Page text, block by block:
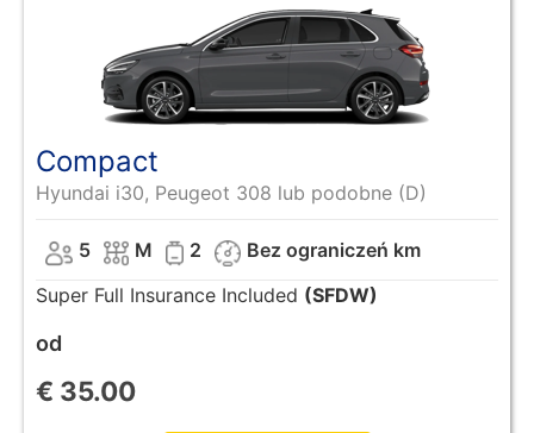
Compact
Hyundai i30, Peugeot 308 lub podobne (D)
5 M 2
Bez ograniczeń km
Super Full Insurance Included (SFDW)
od
€ 35.00